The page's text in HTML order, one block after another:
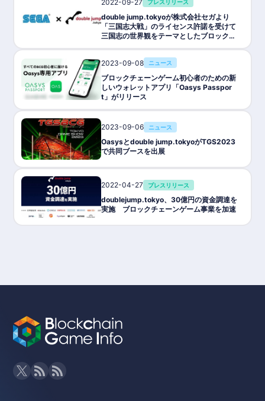
2022-09-27 プレスリリース
double jump.tokyoが株式会社セガより
「三国志大戦」のライセンス許諾を受けて
三国志の世界観をテーマとしたブロックチ
2023-09-08
ニュース
ブロックチェーンゲーム初心者のための新
しいウォレットアプリ「Oasys Passpor
t」がリリース
2023-09-06 ニュース
Oasysとdouble jump.tokyoがTGS2023
で共同ブースを出展
2022-04-27 プレスリリース
doublejump.tokyo、30億円の資金調達を
実施 ブロックチェーンゲーム事業を加速